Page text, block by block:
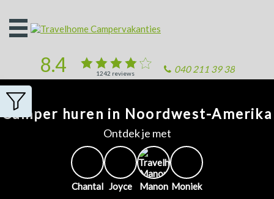
Open
het
040 211 39 38
1242 reviews
8.4
Camper huren in Noordwest-Amerika
Ontdek je met
Chantal Joyce Manon Moniek